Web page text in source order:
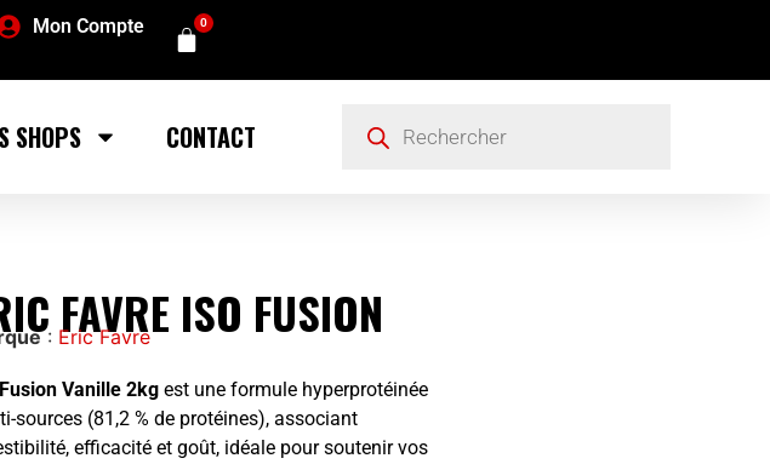
Mon Compte 0
SHOPS CONTACT
FAVRE ISO FUSION
: Eric Favre
Vanille 2kg est une formule hyperprotéinée
sources (81,2 % de protéines), associant
efficacité et goût, idéale pour soutenir vos